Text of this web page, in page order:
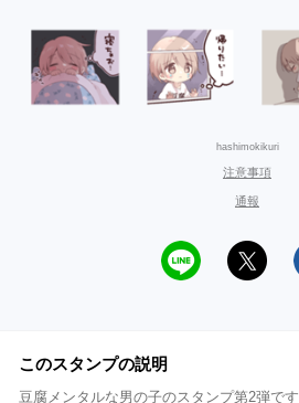
hashimokikuri
注意事項
通報
このスタンプの説明
豆腐メンタルな男の子のスタンプ第2弾です